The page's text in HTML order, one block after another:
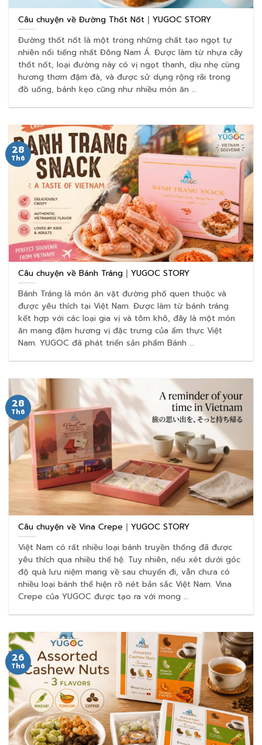
Câu chuyện về Đường Thốt Nốt｜YUGOC STORY
Đường thốt nốt là một trong những chất tạo ngọt tự
nhiên nổi tiếng nhất Đông Nam Á. Được làm từ nhựa cây
thốt nốt, loại đường này có vị ngọt thanh, dịu nhẹ cùng
hương thơm đậm đà, và được sử dụng rộng rãi trong
đồ uống, bánh kẹo cũng như nhiều món ăn …
Câu chuyện về Bánh Tráng｜YUGOC STORY
Bánh Tráng là món ăn vặt đường phố quen thuộc và
được yêu thích tại Việt Nam. Được làm từ bánh tráng
kết hợp với các loại gia vị và tôm khô, đây là một món
ăn mang đậm hương vị đặc trưng của ẩm thực Việt
Nam. YUGOC đã phát triển sản phẩm Bánh …
28
Th6
Câu chuyện về Vina Crepe｜YUGOC STORY
Việt Nam có rất nhiều loại bánh truyền thống đã được
yêu thích qua nhiều thế hệ. Tuy nhiên, nếu xét dưới góc
độ quà lưu niệm mang về sau chuyến đi, vẫn chưa có
nhiều loại bánh thể hiện rõ nét bản sắc Việt Nam. Vina
Crepe của YUGOC được tạo ra với mong …
28
Th6
26
Th6